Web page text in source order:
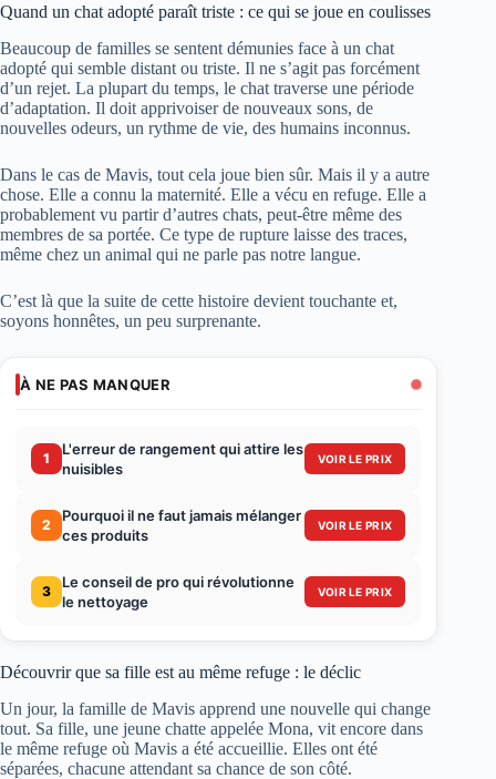
Quand un chat adopté paraît triste : ce qui se joue en coulisses
Beaucoup de familles se sentent démunies face à un chat
adopté qui semble distant ou triste. Il ne s’agit pas forcément
d’un rejet. La plupart du temps, le chat traverse une période
d’adaptation. Il doit apprivoiser de nouveaux sons, de
nouvelles odeurs, un rythme de vie, des humains inconnus.
Dans le cas de Mavis, tout cela joue bien sûr. Mais il y a autre
chose. Elle a connu la maternité. Elle a vécu en refuge. Elle a
probablement vu partir d’autres chats, peut-être même des
membres de sa portée. Ce type de rupture laisse des traces,
même chez un animal qui ne parle pas notre langue.
C’est là que la suite de cette histoire devient touchante et,
soyons honnêtes, un peu surprenante.
À NE PAS MANQUER
1
L'erreur de rangement qui attire les
nuisibles
VOIR LE PRIX
2
Pourquoi il ne faut jamais mélanger
ces produits
VOIR LE PRIX
3
Le conseil de pro qui révolutionne
le nettoyage
VOIR LE PRIX
Découvrir que sa fille est au même refuge : le déclic
Un jour, la famille de Mavis apprend une nouvelle qui change
tout. Sa fille, une jeune chatte appelée Mona, vit encore dans
le même refuge où Mavis a été accueillie. Elles ont été
séparées, chacune attendant sa chance de son côté.